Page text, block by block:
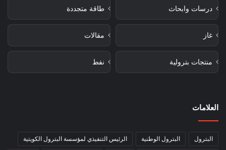
درسات وابحاث طاقة متجددة
غاز مقالات
منتجات بترولية نفط
العلامات
البترول البترول الوطنية الرئيس التنفيذي لمؤسسة البترول الكويتية